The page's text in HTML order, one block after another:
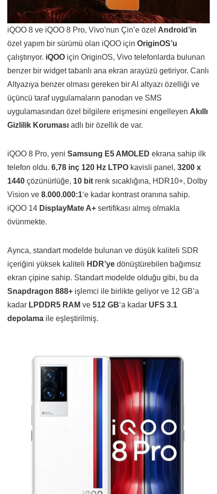
iQOO 8 ve iQOO 8 Pro, Vivo’nun Çin’e özel Android’in
özel yapım bir sürümü olan iQOO için OriginOS’u
çalıştırıyor. iQOO için OriginOS, Vivo telefonlarda bulunan
benzer bir widget tabanlı ana ekran arayüzü getiriyor. Canlı
Altyazıya benzer olması gereken bir AI altyazı özelliği ve
üçüncü taraf uygulamaların panodan ve SMS
uygulamasından özel bilgilere erişmesini engelleyen Akıllı
Gizlilik Koruması adlı bir özellik de var.
iQOO 8 Pro, yeni Samsung E5 AMOLED ekrana sahip ilk
telefon oldu. 6,78 inç 120 Hz LTPO kavisli panel, 3200 x
1440 çözünürlüğe, 10 bit renk sıcaklığına, HDR10+, Dolby
Vision ve 8.000.000:1‘e kadar kontrast oranına sahip.
iQOO 14 DisplayMate A+ sertifikası almış olmakla
övünmekte.
Ayrıca, standart modelde bulunan ve düşük kaliteli SDR
içeriğini yüksek kaliteli HDR’ye dönüştürebilen bağımsız
ekran çipine sahip. Standart modelde olduğu gibi, bu da
Snapdragon 888+ işlemci ile birlikte geliyor ve 12 GB’a
kadar LPDDR5 RAM ve 512 GB‘a kadar UFS 3.1
depolama ile eşleştirilmiş.